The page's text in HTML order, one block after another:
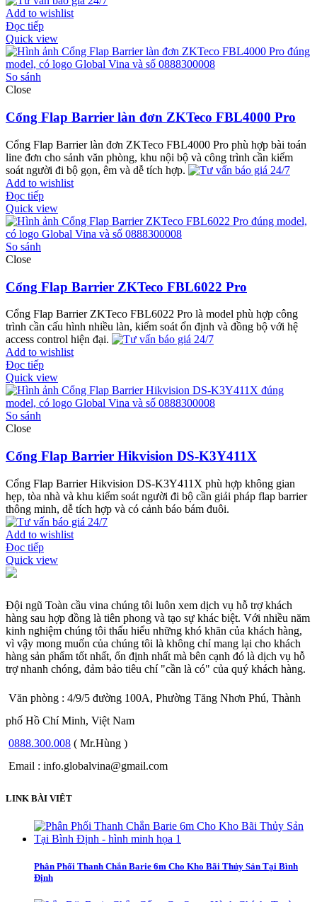
Add to wishlist
Đọc tiếp
Quick view
So sánh
Close
Cổng Flap Barrier làn đơn ZKTeco FBL4000 Pro
Cổng Flap Barrier làn đơn ZKTeco FBL4000 Pro phù hợp bài toán
line đơn cho sảnh văn phòng, khu nội bộ và công trình cần kiểm
soát người đi bộ gọn, êm và dễ tích hợp.
Add to wishlist
Đọc tiếp
Quick view
So sánh
Close
Cổng Flap Barrier ZKTeco FBL6022 Pro
Cổng Flap Barrier ZKTeco FBL6022 Pro là model phù hợp công
trình cần cấu hình nhiều làn, kiểm soát ổn định và đồng bộ với hệ
access control hiện đại.
Add to wishlist
Đọc tiếp
Quick view
So sánh
Close
Cổng Flap Barrier Hikvision DS-K3Y411X
Cổng Flap Barrier Hikvision DS-K3Y411X phù hợp không gian
hẹp, tòa nhà và khu kiểm soát người đi bộ cần giải pháp flap barrier
thông minh, dễ tích hợp và có cảnh báo bám đuôi.
Add to wishlist
Đọc tiếp
Quick view
Đội ngũ Toàn cầu vina chúng tôi luôn xem dịch vụ hỗ trợ khách
hàng sau hợp đồng là tiên phong và tạo sự khác biệt. Với nhiều năm
kinh nghiệm chúng tôi thấu hiểu những khó khăn của khách hàng,
vì vậy mong muốn của chúng tôi là không chỉ mang lại cho khách
hàng sản phẩm tốt nhất, ổn định nhất mà bên cạnh đó là dịch vụ hỗ
trợ nhanh chóng, đảm bảo tiêu chí "cần là có" của quý khách hàng.
Văn phòng : 4/9/5 đường 100A, Phường Tăng Nhơn Phú, Thành
phố Hồ Chí Minh, Việt Nam
0888.300.008 ( Mr.Hùng )
Email : info.globalvina@gmail.com
LINK BÀI VIÊT
Phân Phối Thanh Chắn Barie 6m Cho Kho Bãi Thủy Sản Tại Bình
Định